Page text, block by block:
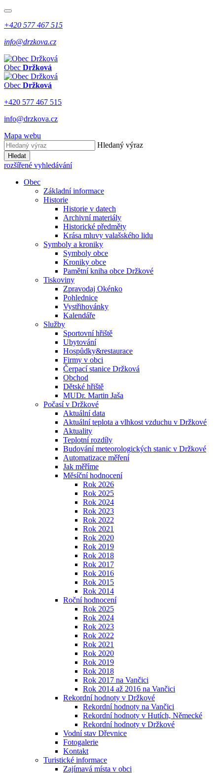
+420 577 467 515
info@drzkova.cz
Obec Držková
Obec Držková
+420 577 467 515
info@drzkova.cz
Mapa webu
Hledaný výraz
Hledat
rozšířené vyhledávání
Obec
Základní informace
Historie
Historie v datech
Archivní materiály
Historické předměty
Krása mluvy valašského lidu
Symboly a kroniky
Symboly obce
Kroniky obce
Pamětní kniha obce Držkové
Tiskoviny
Zpravodaj Okénko
Pohlednice
Vystřihovánky
Kalendáře
Služby
Sportovní hřiště
Ubytování
Hospůdky&restaurace
Firmy v obci
Čerpací stanice Držková
Obchod
Dětské hřiště
MUDr. Martin Jaša
Počasí v Držkové
Aktuální data
Aktuální teplota a vlhkost vzduchu v Držkové
Aktuality
Teplotní rozdíly
Budování meteorologických stanic v Držkové
Automatizace měření
Jak měříme
Měsíční hodnocení
Rok 2026
Rok 2025
Rok 2024
Rok 2023
Rok 2022
Rok 2021
Rok 2020
Rok 2019
Rok 2018
Rok 2017
Rok 2016
Rok 2015
Rok 2014
Roční hodnocení
Rok 2025
Rok 2024
Rok 2023
Rok 2022
Rok 2021
Rok 2020
Rok 2019
Rok 2018
Rok 2017 na Vančici
Rok 2014 až 2016 na Vančici
Rekordní hodnoty v Držkové
Rekordní hodnoty na Vančici
Rekordní hodnoty v Hutích, Německé
Rekordní hodnoty v Držkové
Vodní stav Dřevnice
Fotogalerie
Kontakt
Turistické informace
Zajímavá místa v obci